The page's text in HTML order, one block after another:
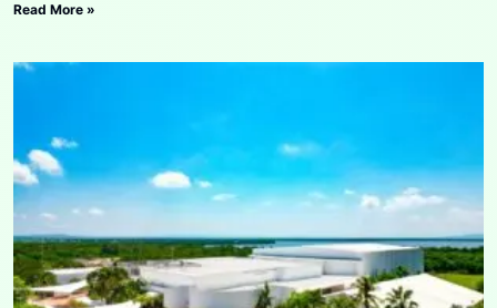
Read More »